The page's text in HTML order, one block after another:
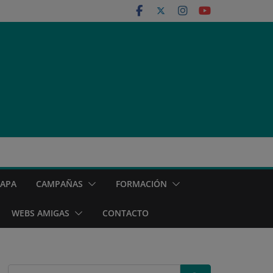
CAMPAÑAS FORMACIÓN
WEBS AMIGAS CONTACTO